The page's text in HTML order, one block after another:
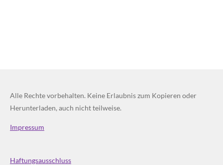
Alle Rechte vorbehalten. Keine Erlaubnis zum Kopieren oder
Herunterladen, auch nicht teilweise.
Impressum
Haftungsausschluss